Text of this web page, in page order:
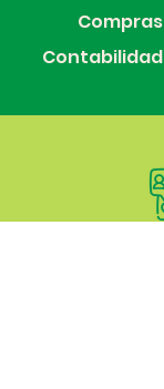
Compras
Contabilidad